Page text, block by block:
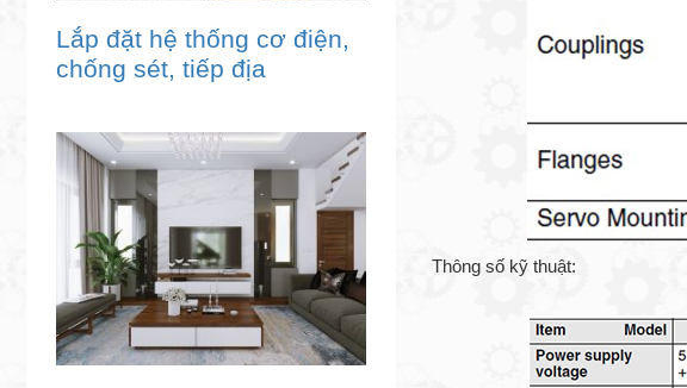
Thông số kỹ thuật:
Lắp đặt hệ thống cơ điện,
chống sét, tiếp địa